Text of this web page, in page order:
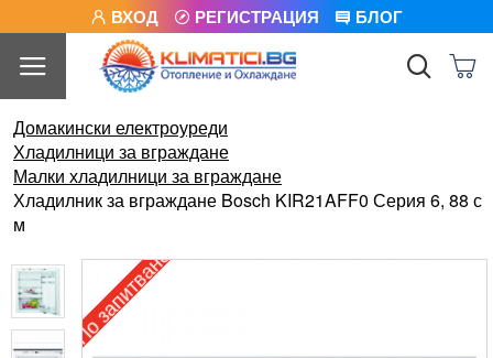
ВХОД РЕГИСТРАЦИЯ БЛОГ
Домакински електроуреди
Хладилници за вграждане
Малки хладилници за вграждане
Хладилник за вграждане Bosch KIR21AFF0 Серия 6, 88 с
м
По запитване